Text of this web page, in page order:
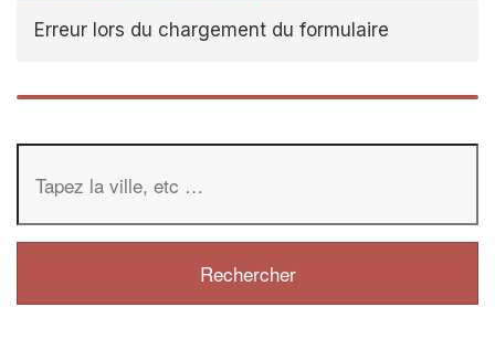
Erreur lors du chargement du formulaire